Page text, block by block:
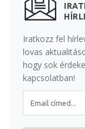
Iratkozz fel
lovas
hogy sok
kapcsolatban!